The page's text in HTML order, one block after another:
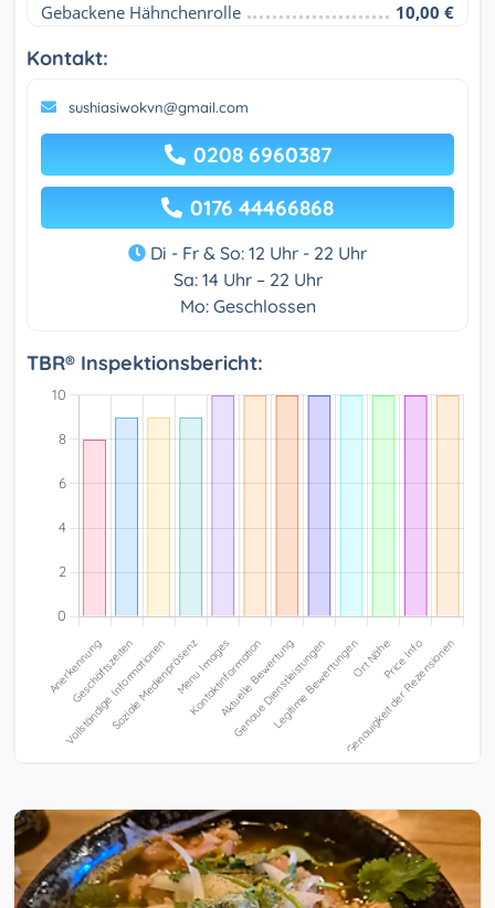
Gebackene Hähnchenrolle
10,00 €
Kontakt:
sushiasiwokvn@gmail.com
0208 6960387
0176 44466868
Di - Fr & So: 12 Uhr - 22 Uhr
Sa: 14 Uhr – 22 Uhr
Mo: Geschlossen
TBR® Inspektionsbericht: